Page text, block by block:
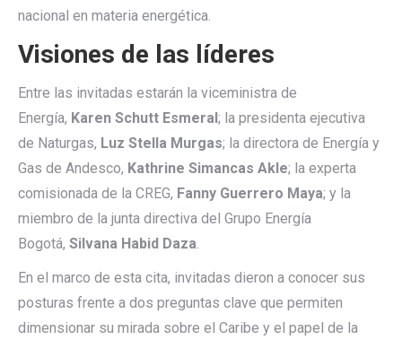
nacional en materia energética.
Visiones de las líderes
Entre las invitadas estarán la viceministra de
Energía, Karen Schutt Esmeral; la presidenta ejecutiva
de Naturgas, Luz Stella Murgas; la directora de Energía y
Gas de Andesco, Kathrine Simancas Akle; la experta
comisionada de la CREG, Fanny Guerrero Maya; y la
miembro de la junta directiva del Grupo Energía
Bogotá, Silvana Habid Daza.
En el marco de esta cita, invitadas dieron a conocer sus
posturas frente a dos preguntas clave que permiten
dimensionar su mirada sobre el Caribe y el papel de la